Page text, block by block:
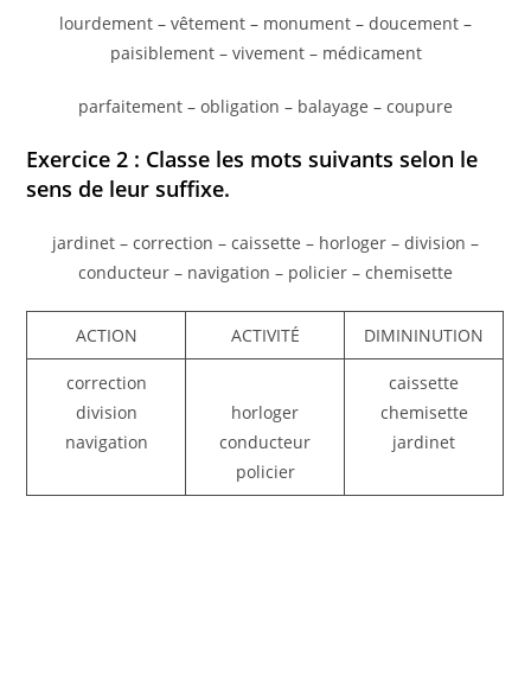
lourdement – vêtement – monument – doucement –
paisiblement – vivement – médicament
parfaitement – obligation – balayage – coupure
Exercice 2 : Classe les mots suivants selon le
sens de leur suffixe.
jardinet – correction – caissette – horloger – division –
conducteur – navigation – policier – chemisette
ACTION ACTIVITÉ DIMININUTION
correction
division
navigation
horloger
conducteur
policier
caissette
chemisette
jardinet